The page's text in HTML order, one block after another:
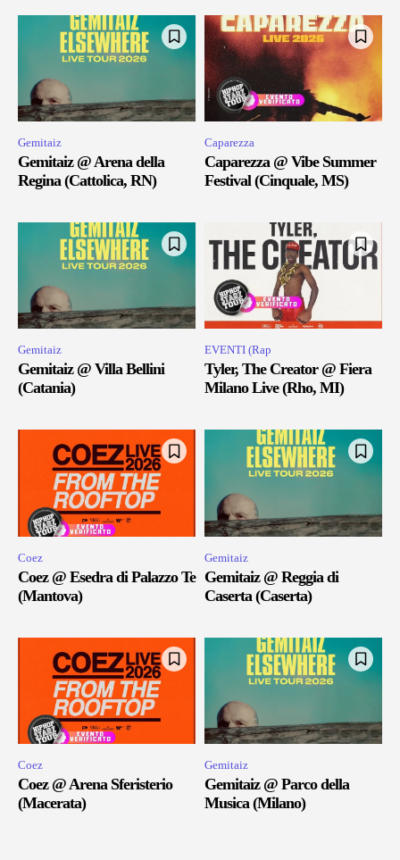
Gemitaiz
Gemitaiz @ Arena della
Regina (Cattolica, RN)
Caparezza
Caparezza @ Vibe Summer
Festival (Cinquale, MS)
Gemitaiz
Gemitaiz @ Villa Bellini
(Catania)
EVENTI (Rap
Tyler, The Creator @ Fiera
Milano Live (Rho, MI)
Coez
Coez @ Esedra di Palazzo Te
(Mantova)
Gemitaiz
Gemitaiz @ Reggia di
Caserta (Caserta)
Coez
Coez @ Arena Sferisterio
(Macerata)
Gemitaiz
Gemitaiz @ Parco della
Musica (Milano)